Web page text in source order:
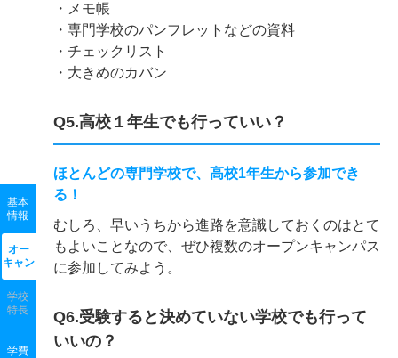
基本
情報
オー
キャン
学校
特長
学費
・メモ帳
・専門学校のパンフレットなどの資料
・チェックリスト
・大きめのカバン
Q5.高校１年生でも行っていい？
ほとんどの専門学校で、高校1年生から参加でき
る！
むしろ、早いうちから進路を意識しておくのはとて
もよいことなので、ぜひ複数のオープンキャンパス
に参加してみよう。
Q6.受験すると決めていない学校でも行って
いいの？